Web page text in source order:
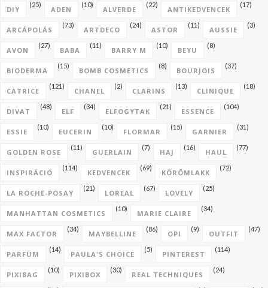
DIY
(25)
ADEN
(10)
ALVERDE
(22)
ANTIKEDVENCEK
(17)
ARCÁPOLÁS
(73)
ARTDECO
(24)
ASTOR
(11)
AUSSIE
(3)
AVON
(27)
BABA
(11)
BARRY M
(10)
BEYU
(8)
BIODERMA
(15)
BOMB COSMETICS
(8)
BOURJOIS
(37)
CATRICE
(121)
CHANEL
(2)
CLARINS
(13)
CLINIQUE
(18)
DIVAT
(48)
ELF
(34)
ELFOGYTAK
(21)
ESSENCE
(104)
ESSIE
(10)
EUCERIN
(10)
FLORMAR
(15)
GARNIER
(31)
GOLDEN ROSE
(11)
GUERLAIN
(7)
HAJ
(16)
HAUL
(77)
INSPIRÁCIÓ
(114)
KEDVENCEK
(69)
KÖRÖMLAKK
(72)
LA ROCHE-POSAY
(21)
LOREAL
(67)
LOVELY
(25)
MANHATTAN COSMETICS
(10)
MARIE CLAIRE
(34)
MAX FACTOR
(34)
MAYBELLINE
(86)
OPI
(9)
OUTFIT
(47)
PARFÜM
(14)
PAULA'S CHOICE
(5)
PINTEREST
(114)
PIXIBAG
(10)
PIXIBOX
(30)
REAL TECHNIQUES
(24)